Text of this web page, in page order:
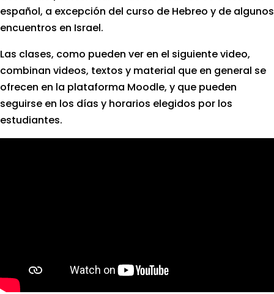
español, a excepción del curso de Hebreo y de algunos
encuentros en Israel.
Las clases, como pueden ver en el siguiente video,
combinan videos, textos y material que en general se
ofrecen en la plataforma Moodle, y que pueden
seguirse en los días y horarios elegidos por los
estudiantes.